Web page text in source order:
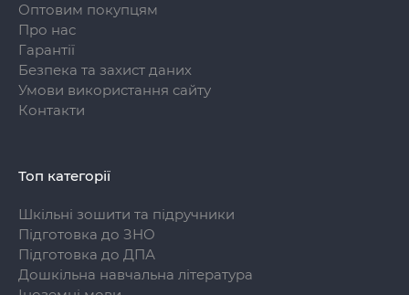
Оптовим покупцям
Про нас
Гарантії
Безпека та захист даних
Умови використання сайту
Контакти
Топ категорії
Шкільні зошити та підручники
Підготовка до ЗНО
Підготовка до ДПА
Дошкільна навчальна література